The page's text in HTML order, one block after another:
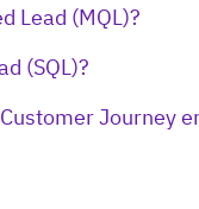
Lead (MQL)?
(SQL)?
Journey